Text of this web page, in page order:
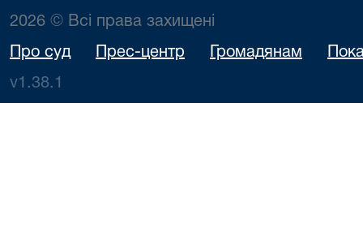
2026 © Всі права захищені
Про суд Прес-центр Громадянам
v1.38.1